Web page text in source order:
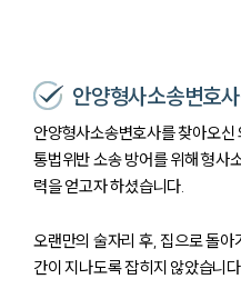
안양형사소송변호
안양형사소송변호사를 찾아오
통법위반 소송 방어를 위해 형사
력을 얻고자 하셨습니다.
오랜만의 술자리 후, 집으로 돌
간이 지나도록 잡히지 않았습니